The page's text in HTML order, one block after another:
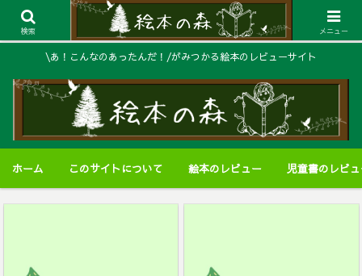
\あ！こんなのあったんだ！/がみつかる絵本のレビューサイト
ホーム このサイトについて 絵本のレビュー 児童書のレビ
検索 メニュー